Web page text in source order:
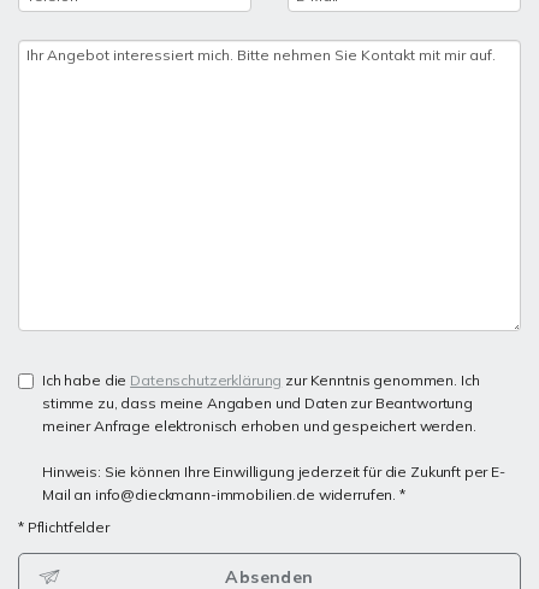
Ich habe die Datenschutzerklärung zur Kenntnis genommen. Ich
stimme zu, dass meine Angaben und Daten zur Beantwortung
meiner Anfrage elektronisch erhoben und gespeichert werden.
Hinweis: Sie können Ihre Einwilligung jederzeit für die Zukunft per E-
Mail an info@dieckmann-immobilien.de widerrufen. *
* Pflichtfelder
Absenden